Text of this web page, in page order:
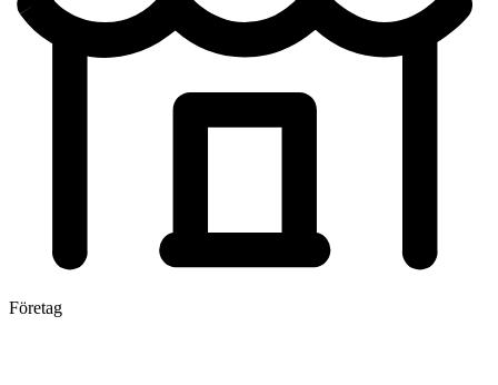
Företag